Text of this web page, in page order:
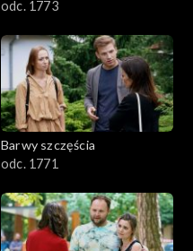
odc. 1773
Barwy szczęścia
odc. 1771